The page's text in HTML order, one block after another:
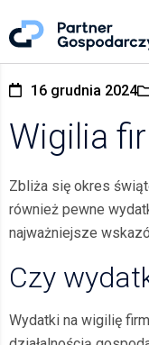
16 grudnia 2024
Wigilia
Zbliża się okres
również pewne
najważniejsze
Czy
Wydatki na wigilię